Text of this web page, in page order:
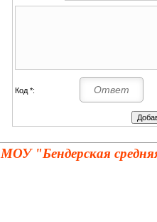
Код *:
МОУ "Бендерская